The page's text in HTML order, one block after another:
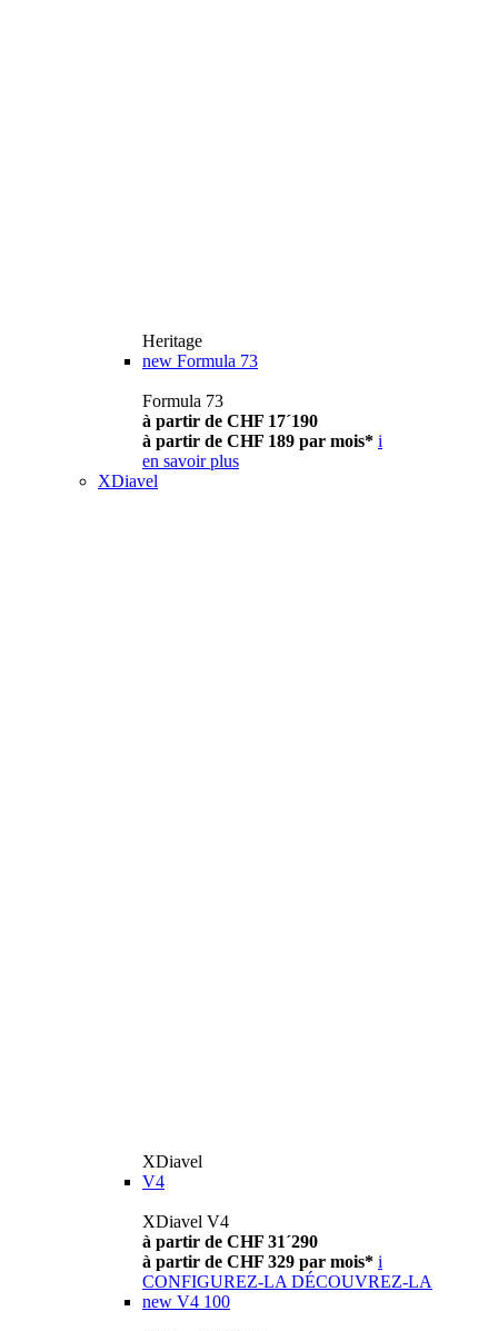
Heritage
new Formula 73
Formula 73
à partir de CHF 17´190
à partir de CHF 189 par mois* i
en savoir plus
XDiavel
XDiavel
V4
XDiavel V4
à partir de CHF 31´290
à partir de CHF 329 par mois* i
CONFIGUREZ-LA DÉCOUVREZ-LA
new V4 100